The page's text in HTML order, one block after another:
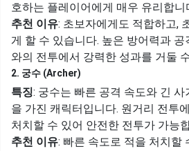
호하는 플레이어에게 매우 유리합니
추천 이유: 초보자에게도 적합하고,
게 할 수 있습니다. 높은 방어력과
와의 전투에서 강력한 성과를 거둘
2. 궁수 (Archer)
특징: 궁수는 빠른 공격 속도와 긴
을 가진 캐릭터입니다. 원거리 전투
처치할 수 있어 안전한 전투가 가능
추천 이유: 빠른 속도로 적을 처치할